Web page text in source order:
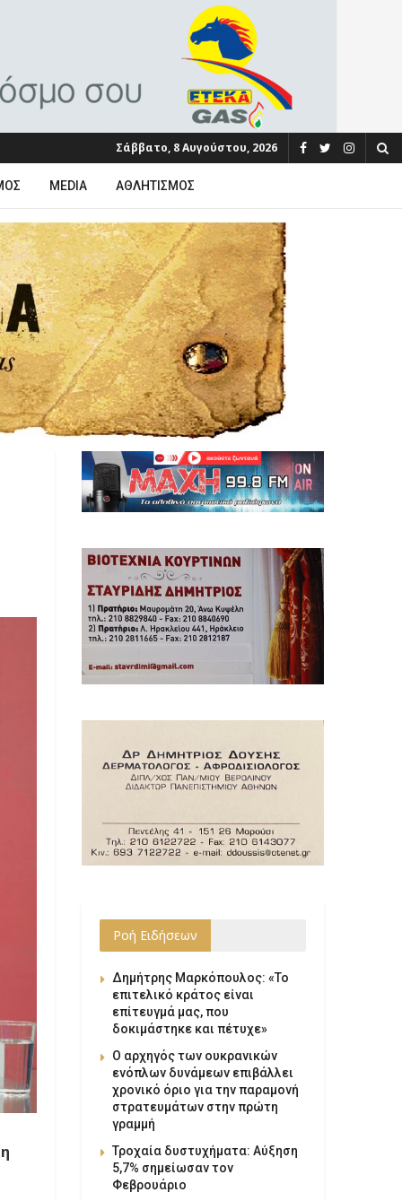
Σάββατο, 8 Αυγούστου, 2026
MEDIA ΑΘΛΗΤΙΣΜΌΣ
Ροή Ειδήσεων
Δημήτρης Μαρκόπουλος: «Το
επιτελικό κράτος είναι
επίτευγμά μας, που
δοκιμάστηκε και πέτυχε»
Ο αρχηγός των ουκρανικών
ενόπλων δυνάμεων επιβάλλει
χρονικό όριο για την παραμονή
στρατευμάτων στην πρώτη
γραμμή
Τροχαία δυστυχήματα: Αύξηση
5,7% σημείωσαν τον
Φεβρουάριο